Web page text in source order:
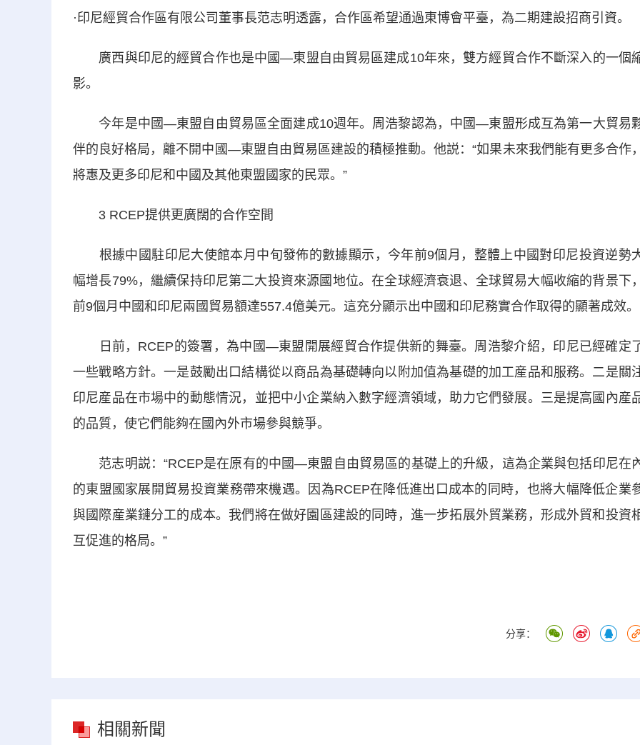
·印尼經貿合作區有限公司董事長范志明透露，合作區希望通過東博會平臺，為二期建設招商引資。
廣西與印尼的經貿合作也是中國—東盟自由貿易區建成10年來，雙方經貿合作不斷深入的一個
影。
今年是中國—東盟自由貿易區全面建成10週年。周浩黎認為，中國—東盟形成互為第一大貿易
伴的良好格局，離不開中國—東盟自由貿易區建設的積極推動。他説：“如果未來我們能有更多合作，
將惠及更多印尼和中國及其他東盟國家的民眾。”
3 RCEP提供更廣闊的合作空間
根據中國駐印尼大使館本月中旬發佈的數據顯示，今年前9個月，整體上中國對印尼投資逆勢
幅增長79%，繼續保持印尼第二大投資來源國地位。在全球經濟衰退、全球貿易大幅收縮的背景下，
前9個月中國和印尼兩國貿易額達557.4億美元。這充分顯示出中國和印尼務實合作取得的顯著成效。
日前，RCEP的簽署，為中國—東盟開展經貿合作提供新的舞臺。周浩黎介紹，印尼已經確定
一些戰略方針。一是鼓勵出口結構從以商品為基礎轉向以附加值為基礎的加工産品和服務。二是關
印尼産品在市場中的動態情況，並把中小企業納入數字經濟領域，助力它們發展。三是提高國內産
的品質，使它們能夠在國內外市場參與競爭。
范志明説：“RCEP是在原有的中國—東盟自由貿易區的基礎上的升級，這為企業與包括印尼在
的東盟國家展開貿易投資業務帶來機遇。因為RCEP在降低進出口成本的同時，也將大幅降低企業
與國際産業鏈分工的成本。我們將在做好園區建設的同時，進一步拓展外貿業務，形成外貿和投資
互促進的格局。”
分享：
相關新聞